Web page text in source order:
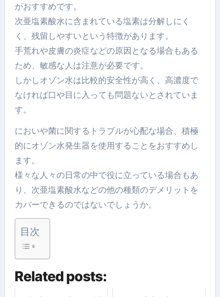
がおすすめです。
次亜塩素酸水に含まれている塩素は分解しにく
く、残留しやすいという特徴があります。
手荒れや皮膚の炎症などの原因となる場合もある
ため、敏感な人は注意が必要です。
しかしオゾン水は比較的安全性が高く、高濃度で
なければ口や目に入っても問題ないとされていま
す。
においや菌に関するトラブルが心配な場合、積極
的にオゾン水発生器を使用することをおすすめし
ます。
様々な人々の日常の中で役に立っている場合もあ
り、次亜塩素酸水などの他の種類のデメリットを
カバーできるのではないでしょうか。
目次
Related posts: